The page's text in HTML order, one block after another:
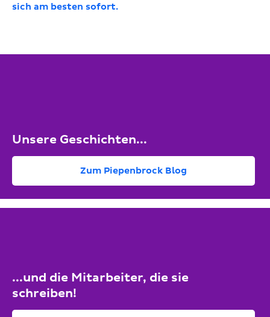
sich am besten sofort.
Unsere Geschichten...
Zum Piepenbrock Blog
...und die Mitarbeiter, die sie
schreiben!